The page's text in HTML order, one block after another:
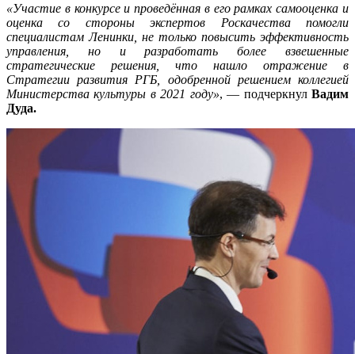
«Участие в конкурсе и проведённая в его рамках самооценка и
оценка со стороны экспертов Роскачества помогли
специалистам Ленинки, не только повысить эффективность
управления, но и разработать более взвешенные
стратегические решения, что нашло отражение в
Стратегии развития РГБ, одобренной решением коллегией
Министерства культуры в 2021 году», — подчеркнулВадим
Дуда.